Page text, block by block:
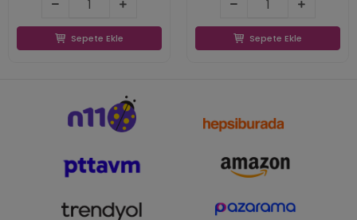
Sepete Ekle Sepete Ekle